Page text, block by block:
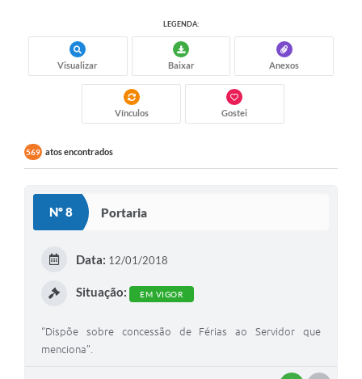
LEGENDA:
Visualizar Baixar Anexos
Vínculos Gostei
569 atos encontrados
Nº 8 Portaria
Data: 12/01/2018
Situação: EM VIGOR
“Dispõe sobre concessão de Férias ao Servidor que
menciona”.